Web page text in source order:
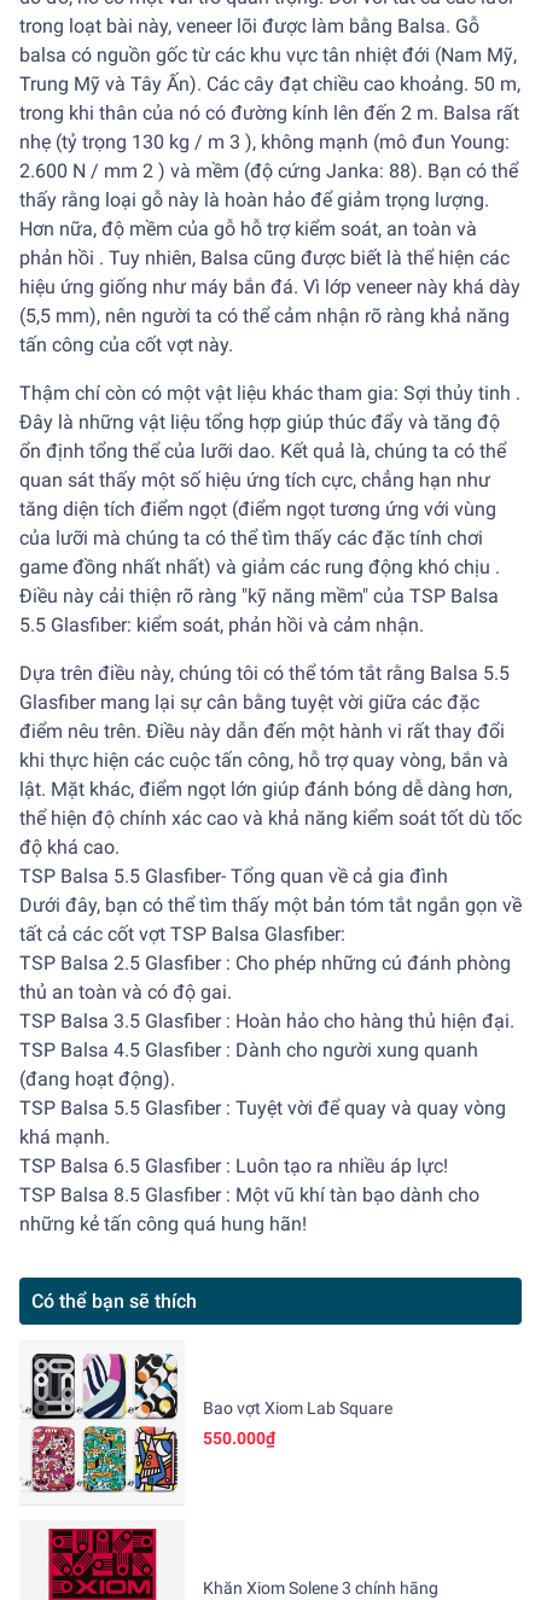
trong loạt bài này, veneer lõi được làm bằng Balsa. Gỗ
balsa có nguồn gốc từ các khu vực tân nhiệt đới (Nam Mỹ,
Trung Mỹ và Tây Ấn). Các cây đạt chiều cao khoảng. 50 m,
trong khi thân của nó có đường kính lên đến 2 m. Balsa rất
nhẹ (tỷ trọng 130 kg / m 3 ), không mạnh (mô đun Young:
2.600 N / mm 2 ) và mềm (độ cứng Janka: 88). Bạn có thể
thấy rằng loại gỗ này là hoàn hảo để giảm trọng lượng.
Hơn nữa, độ mềm của gỗ hỗ trợ kiểm soát, an toàn và
phản hồi . Tuy nhiên, Balsa cũng được biết là thể hiện các
hiệu ứng giống như máy bắn đá. Vì lớp veneer này khá dày
(5,5 mm), nên người ta có thể cảm nhận rõ ràng khả năng
tấn công của cốt vợt này.
Thậm chí còn có một vật liệu khác tham gia: Sợi thủy tinh .
Đây là những vật liệu tổng hợp giúp thúc đẩy và tăng độ
ổn định tổng thể của lưỡi dao. Kết quả là, chúng ta có thể
quan sát thấy một số hiệu ứng tích cực, chẳng hạn như
tăng diện tích điểm ngọt (điểm ngọt tương ứng với vùng
của lưỡi mà chúng ta có thể tìm thấy các đặc tính chơi
game đồng nhất nhất) và giảm các rung động khó chịu .
Điều này cải thiện rõ ràng "kỹ năng mềm" của TSP Balsa
5.5 Glasfiber: kiểm soát, phản hồi và cảm nhận.
Dựa trên điều này, chúng tôi có thể tóm tắt rằng Balsa 5.5
Glasfiber mang lại sự cân bằng tuyệt vời giữa các đặc
điểm nêu trên. Điều này dẫn đến một hành vi rất thay đổi
khi thực hiện các cuộc tấn công, hỗ trợ quay vòng, bắn và
lật. Mặt khác, điểm ngọt lớn giúp đánh bóng dễ dàng hơn,
thể hiện độ chính xác cao và khả năng kiểm soát tốt dù tốc
độ khá cao.
TSP Balsa 5.5 Glasfiber- Tổng quan về cả gia đình
Dưới đây, bạn có thể tìm thấy một bản tóm tắt ngắn gọn về
tất cả các cốt vợt TSP Balsa Glasfiber:
TSP Balsa 2.5 Glasfiber : Cho phép những cú đánh phòng
thủ an toàn và có độ gai.
TSP Balsa 3.5 Glasfiber : Hoàn hảo cho hàng thủ hiện đại.
TSP Balsa 4.5 Glasfiber : Dành cho người xung quanh
(đang hoạt động).
TSP Balsa 5.5 Glasfiber : Tuyệt vời để quay và quay vòng
khá mạnh.
TSP Balsa 6.5 Glasfiber : Luôn tạo ra nhiều áp lực!
TSP Balsa 8.5 Glasfiber : Một vũ khí tàn bạo dành cho
những kẻ tấn công quá hung hãn!
Có thể bạn sẽ thích
Bao vợt Xiom Lab Square
550.000₫
Khăn Xiom Solene 3 chính hãng